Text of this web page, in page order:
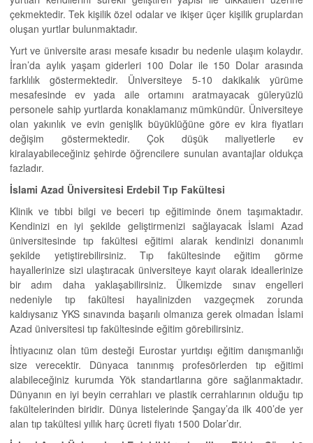
çekmektedir. Tek kişilik özel odalar ve ikişer üçer kişilik gruplardan
oluşan yurtlar bulunmaktadır.
Yurt ve üniversite arası mesafe kısadır bu nedenle ulaşım kolaydır.
İran’da aylık yaşam giderleri 100 Dolar ile 150 Dolar arasında
farklılık göstermektedir. Üniversiteye 5-10 dakikalık yürüme
mesafesinde ev yada aile ortamını aratmayacak güleryüzlü
personele sahip yurtlarda konaklamanız mümkündür. Üniversiteye
olan yakınlık ve evin genişlik büyüklüğüne göre ev kira fiyatları
değişim göstermektedir. Çok düşük maliyetlerle ev
kiralayabileceğiniz şehirde öğrencilere sunulan avantajlar oldukça
fazladır.
İslami Azad Üniversitesi Erdebil Tıp Fakültesi
Klinik ve tıbbi bilgi ve beceri tıp eğitiminde önem taşımaktadır.
Kendinizi en iyi şekilde geliştirmenizi sağlayacak İslami Azad
üniversitesinde tıp fakültesi eğitimi alarak kendinizi donanımlı
şekilde yetiştirebilirsiniz. Tıp fakültesinde eğitim görme
hayallerinize sizi ulaştıracak üniversiteye kayıt olarak ideallerinize
bir adım daha yaklaşabilirsiniz. Ülkemizde sınav engelleri
nedeniyle tıp fakültesi hayalinizden vazgeçmek zorunda
kaldıysanız YKS sınavında başarılı olmanıza gerek olmadan İslami
Azad üniversitesi tıp fakültesinde eğitim görebilirsiniz.
İhtiyacınız olan tüm desteği Eurostar yurtdışı eğitim danışmanlığı
size verecektir. Dünyaca tanınmış profesörlerden tıp eğitimi
alabileceğiniz kurumda Yök standartlarına göre sağlanmaktadır.
Dünyanın en iyi beyin cerrahları ve plastik cerrahlarının olduğu tıp
fakültelerinden biridir. Dünya listelerinde Şangay’da ilk 400’de yer
alan tıp takültesi yıllık harç ücreti fiyatı 1500 Dolar’dır.